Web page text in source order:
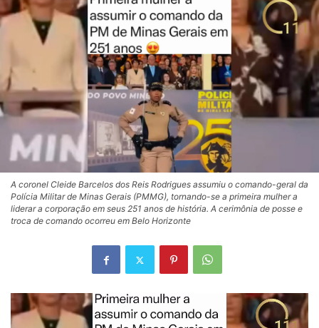
A coronel Cleide Barcelos dos Reis Rodrigues assumiu o comando-geral da
Polícia Militar de Minas Gerais (PMMG), tornando-se a primeira mulher a
liderar a corporação em seus 251 anos de história. A cerimônia de posse e
troca de comando ocorreu em Belo Horizonte
Tocador
de